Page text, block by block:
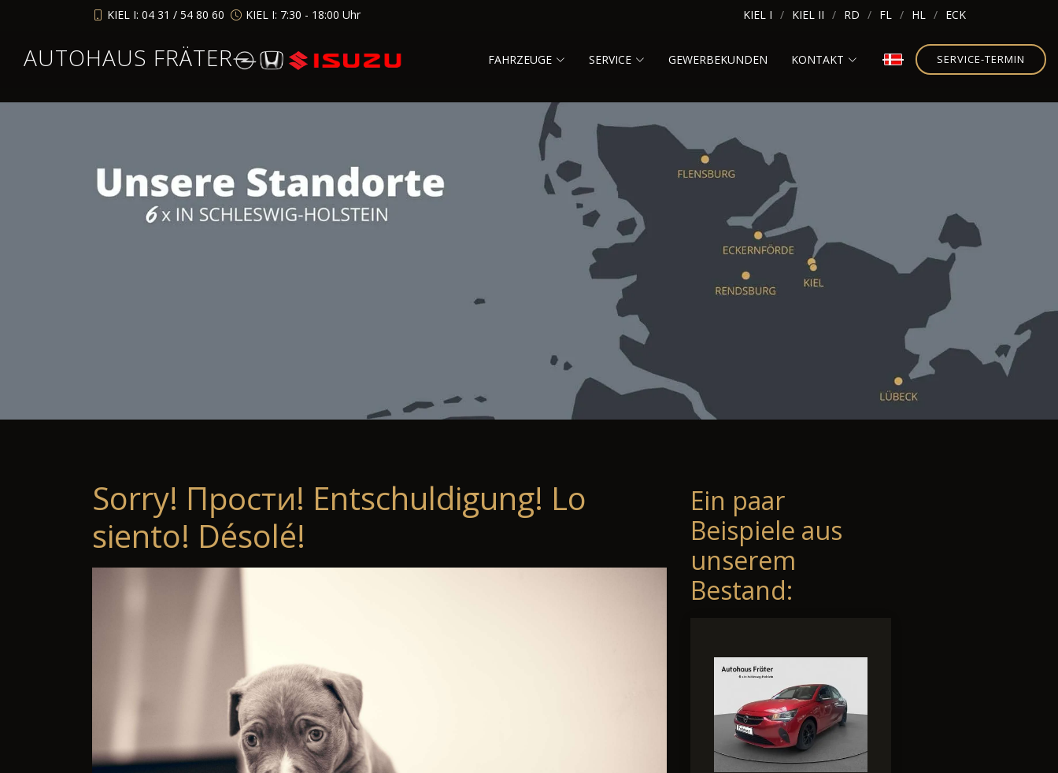
KIEL I: 04 31 / 54 80 60 KIEL I: 7:30 - 18:00 Uhr KIEL I KIEL II RD FL HL ECK
AUTOHAUS FRÄTER FAHRZEUGE SERVICE GEWERBEKUNDEN KONTAKT SERVICE-TERMIN
Sorry! Прости! Entschuldigung! Lo
siento! Désolé!
Ein paar
Beispiele aus
unserem
Bestand: